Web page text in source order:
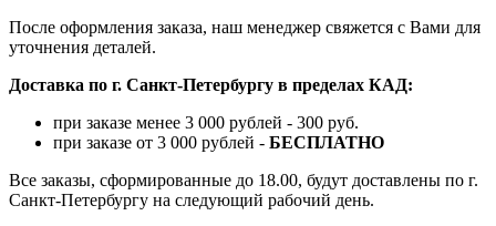
После оформления заказа, наш менеджер свяжется с Вами для
уточнения деталей.
Доставка по г. Санкт-Петербургу в пределах КАД:
при заказе менее 3 000 рублей - 300 руб.
при заказе от 3 000 рублей - БЕСПЛАТНО
Все заказы, сформированные до 18.00, будут доставлены по г.
Санкт-Петербургу на следующий рабочий день.